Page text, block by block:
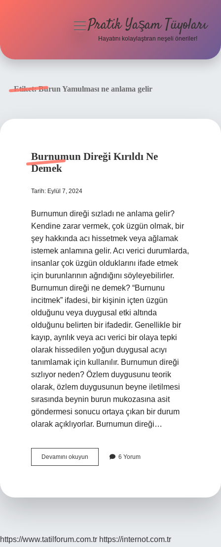
menüyü
Pratik Yaşam Tüyoları
Hayatını kolaylaştıran neşeli öneriler!
Etiket:Burun Yamulması ne anlama gelir
Burnumun Direği Kırıldı Ne
Demek
Tarih: Eylül 7, 2024
Burnumun direği sızladı ne anlama gelir?
Kendine zarar vermek, çok üzgün olmak, bir
şey hakkında acı hissetmek veya ağlamak
istemek anlamına gelir. Acı verici durumlarda,
insanlar çok üzgün olduklarını ifade etmek
için burunlarının ağrıdığını söyleyebilirler.
Burnumun direği ne demek? “Burnunu
incitmek” ifadesi, bir kişinin içten üzgün
olduğunu veya duygusal etki altında
olduğunu belirten bir ifadedir. Genellikle bir
kayıp, ayrılık veya acı verici bir olaya tepki
olarak hissedilen yoğun duygusal acıyı
tanımlamak için kullanılır. Burnumun direği
sızlıyor neden? Özlem duygusunu teorik
olarak, özlem duygusunun beyne iletilmesi
sırasında beynin burun mukozasına asit
göndermesi sonucu ortaya çıkan bir durum
olarak açıklıyorlar. Burnumun direği…
Devamını okuyun Burnumun
Direği
6 Yorum
https://www.tatilforum.com.tr https://internot.com.tr